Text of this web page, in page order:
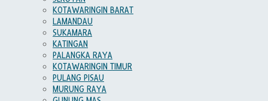
KOTAWARINGIN BARAT
LAMANDAU
SUKAMARA
KATINGAN
PALANGKA RAYA
KOTAWARINGIN TIMUR
PULANG PISAU
MURUNG RAYA